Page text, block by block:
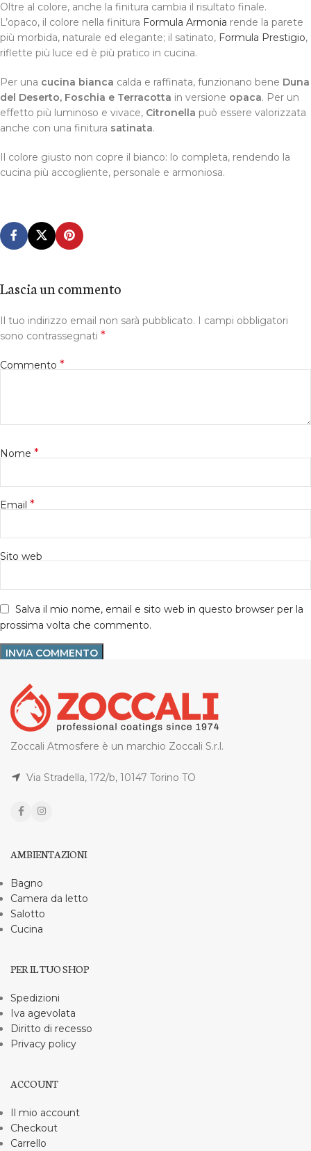
Oltre al colore, anche la finitura cambia il risultato finale.
L’opaco, il colore nella finitura Formula Armonia rende la parete
più morbida, naturale ed elegante; il satinato, Formula Prestigio,
riflette più luce ed è più pratico in cucina.
Per una cucina bianca calda e raffinata, funzionano bene Duna
del Deserto, Foschia e Terracotta in versione opaca. Per un
effetto più luminoso e vivace, Citronella può essere valorizzata
anche con una finitura satinata.
Il colore giusto non copre il bianco: lo completa, rendendo la
cucina più accogliente, personale e armoniosa.
Lascia un commento
Il tuo indirizzo email non sarà pubblicato. I campi obbligatori
sono contrassegnati *
Commento *
Nome *
Email *
Sito web
Salva il mio nome, email e sito web in questo browser per la
prossima volta che commento.
Zoccali Atmosfere è un marchio Zoccali S.r.l.
Via Stradella, 172/b, 10147 Torino TO
AMBIENTAZIONI
Bagno
Camera da letto
Salotto
Cucina
PER IL TUO SHOP
Spedizioni
Iva agevolata
Diritto di recesso
Privacy policy
ACCOUNT
Il mio account
Checkout
Carrello